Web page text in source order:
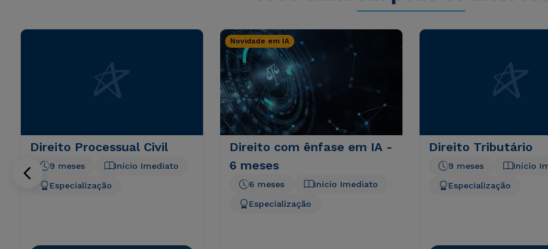
Direito Processual Civil
Início Imediato
9 meses
Especialização
Novidade em IA
Direito com ênfase em IA -
6 meses
Início Imediato
6 meses
Especialização
Direito Tributário
Início
9 meses
Especialização